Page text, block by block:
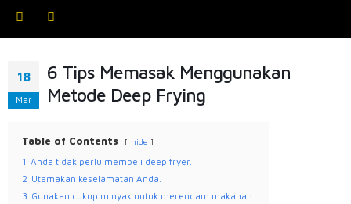
18
Mar
6 Tips Memasak Menggunakan
Metode Deep Frying
Table of Contents hide
1 Anda tidak perlu membeli deep fryer.
2 Utamakan keselamatan Anda.
3 Gunakan cukup minyak untuk merendam makanan.